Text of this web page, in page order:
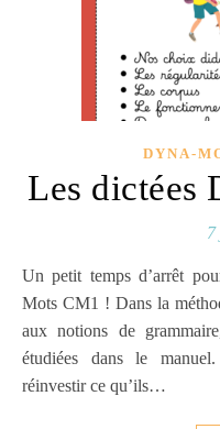
DYNA-
Les dictées
7
Un petit temps d’arrêt pour vous présenter les dictées Dyna-
Mots CM1 ! Dans la
aux notions de
étudiées dans le
réinvestir ce qu’ils…